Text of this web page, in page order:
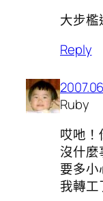
大步檻
Reply
Ruby
哎吔！
沒什麼
要多小
我轉工